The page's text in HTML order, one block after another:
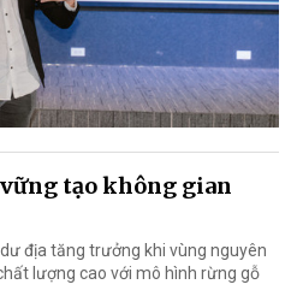
tạo không gian
địa tăng trưởng khi vùng nguyên
lượng cao với mô hình rừng gỗ